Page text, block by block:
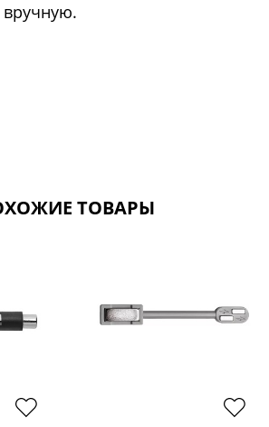
вручную.
ТОВАРЫ